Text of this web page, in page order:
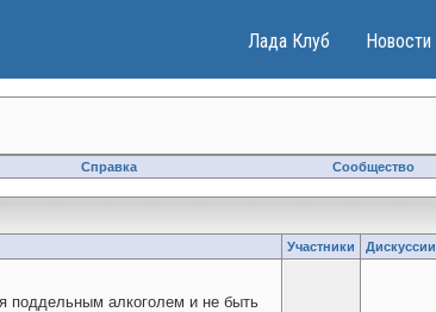
Лада Клуб Новости
Справка Сообщество
Участники Дискуссии
поддельным алкоголем и не быть